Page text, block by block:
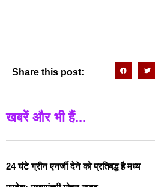
Share this post:
खबरें और भी हैं...
24 घंटे ग्रीन एनर्जी देने को प्रतिबद्ध है मध्य